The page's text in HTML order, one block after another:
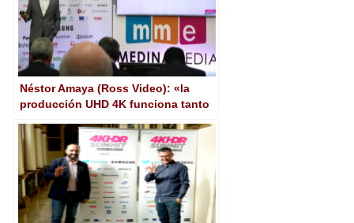
Néstor Amaya (Ross Video): «la
producción UHD 4K funciona tanto